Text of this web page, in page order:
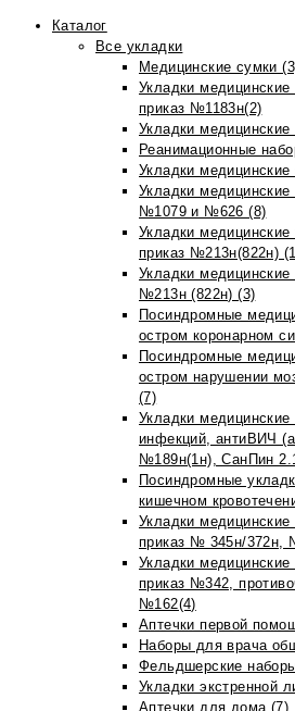
Каталог
Все укладки
Медицинские сумки
Укладки
приказ №1183н(2)
Укладки
Реанимационные
Укладки
Укладки
№1079 и №626 (8)
Укладки медицинские
приказ №213н(822н)
Укладки
№213н (822н) (3)
Посиндромные
остром коронарном
Посиндромные
остром нарушении
(7)
Укладки
инфекций, антиВИЧ
№189н(1н), СанПин
Посиндромные
кишечном
Укладки
приказ № 345н/372н,
Укладки
приказ №342,
№162(4)
Аптечки первой
Наборы для врача
Фельдшерские
Укладки экстренной
Аптечки для дома (7)